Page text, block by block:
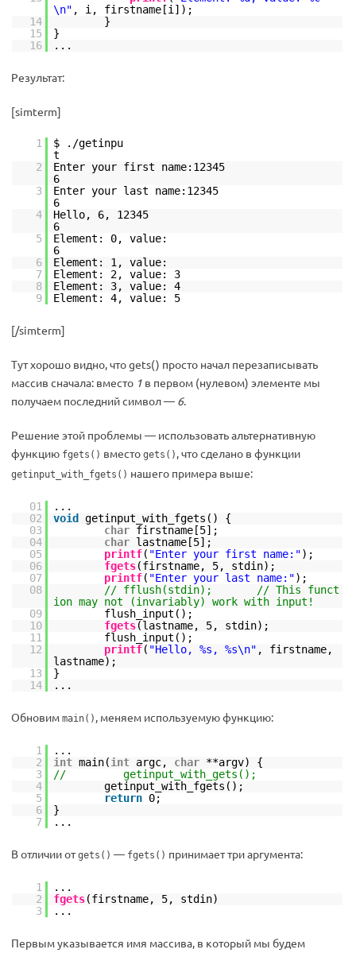
\n" , i, firstname[i]);
14
}
15
}
16
...
Результат:
[simterm]
1
$ ./getinpu
2
Enter your first name:12345
3
Enter your last name:12345
4
Hello, 6, 12345
5
Element: 0, value:
6
Element: 1, value:
7
Element: 2, value: 3
8
Element: 3, value: 4
9
Element: 4, value: 5
[/simterm]
Тут хорошо видно, что gets() просто начал перезаписывать
массив сначала: вместо 1 в первом (нулевом) элементе мы
получаем последний символ — 6.
Решение этой проблемы — использовать альтернативную
функцию fgets() вместо gets() , что сделано в функции
getinput_with_fgets() нашего примера выше:
01
...
02
void
getinput_with_fgets() {
03
char firstname[5];
04
char lastname[5];
05
printf( "Enter your first name:");
06
fgets(firstname, 5, stdin);
07
printf( "Enter your last name:");
08
// fflush(stdin); // This funct
ion may not (invariably) work with input!
09
flush_input();
10
fgets(lastname, 5, stdin);
11
flush_input();
12
printf( "Hello, %s, %s\n" , firstname,
lastname);
13
}
14
...
Обновим main() , меняем используемую функцию:
1
...
2
int main(int argc, char **argv) {
3
// getinput_with_gets();
4
getinput_with_fgets();
5
return 0;
6
}
7
...
В отличии отgets() — fgets() принимает три аргумента:
1
...
2
fgets(firstname, 5, stdin)
3
...
Первым указывается имя массива, в который мы будем